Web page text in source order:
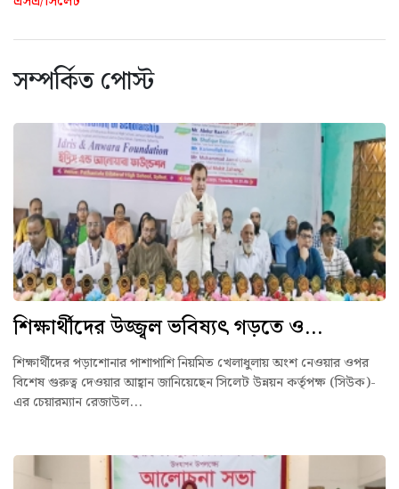
সম্পর্কিত পোস্ট
শিক্ষার্থীদের উজ্জ্বল ভবিষ্যৎ গড়তে ও...
শিক্ষার্থীদের পড়াশোনার পাশাপাশি নিয়মিত খেলাধুলায় অংশ নেওয়ার ওপর
বিশেষ গুরুত্ব দেওয়ার আহ্বান জানিয়েছেন সিলেট উন্নয়ন কর্তৃপক্ষ (সিউক)-
এর চেয়ারম্যান রেজাউল...